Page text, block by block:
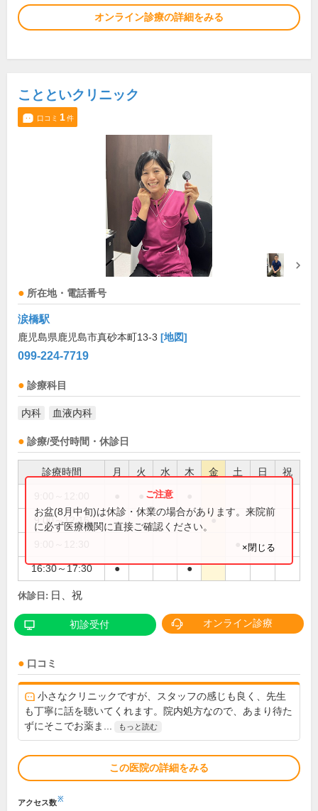
オンライン診療の詳細をみる
ことといクリニック
口コミ 1件
所在地・電話番号
涙橋駅
鹿児島県鹿児島市真砂本町13-3 [地図]
099-224-7719
診療科目
内科 血液内科
診療/受付時間・休診日
診療時間 月 火 水 木 金 土 日 祝
●
9:00～12:15 ●
16:30～17:30 ● ●
お盆(8月中旬)は休診・休業の場合があります。来院前
に必ず医療機関に直接ご確認ください。
×閉じる
休診日: 日、祝
初診受付 オンライン診療
口コミ
小さなクリニックですが、スタッフの感じも良く、先生
も丁寧に話を聴いてくれます。院内処方なので、あまり待た
ずにそこでお薬ま...
もっと読む
この医院の詳細をみる
アクセス数※